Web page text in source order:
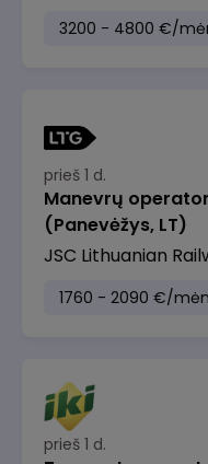
3200 - 4800 €/
prieš 1 d.
Manevrų
(Panevėžys, LT)
JSC Lithuanian
1760 - 2090 €/
prieš 1 d.